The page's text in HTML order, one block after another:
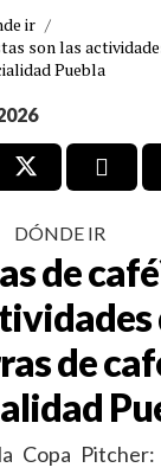
ir /
son las
Puebla
DÓNDE IR
de
de
Copa